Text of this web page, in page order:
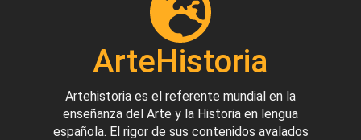
ArteHistoria
Artehistoria es el referente mundial en la
enseñanza del Arte y la Historia en lengua
española. El rigor de sus contenidos avalados